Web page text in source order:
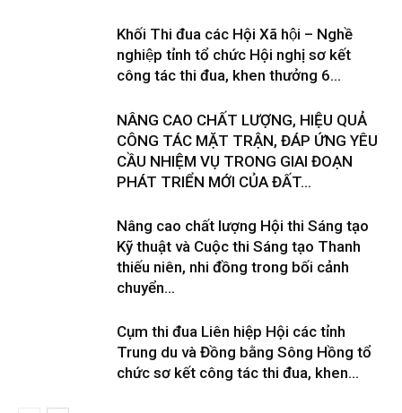
Khối Thi đua các Hội Xã hội – Nghề
nghiệp tỉnh tổ chức Hội nghị sơ kết
công tác thi đua, khen thưởng 6...
NÂNG CAO CHẤT LƯỢNG, HIỆU QUẢ
CÔNG TÁC MẶT TRẬN, ĐÁP ỨNG YÊU
CẦU NHIỆM VỤ TRONG GIAI ĐOẠN
PHÁT TRIỂN MỚI CỦA ĐẤT...
Nâng cao chất lượng Hội thi Sáng tạo
Kỹ thuật và Cuộc thi Sáng tạo Thanh
thiếu niên, nhi đồng trong bối cảnh
chuyển...
Cụm thi đua Liên hiệp Hội các tỉnh
Trung du và Đồng bằng Sông Hồng tổ
chức sơ kết công tác thi đua, khen...